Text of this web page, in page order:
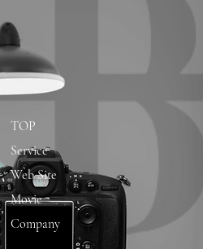
TOP
Service
Web Site
Movie
Company